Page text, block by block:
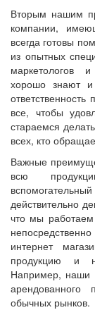
Вторым нашим
компании,
всегда готовы
из опытных
маркетологов
хорошо знают
все, чтобы
стараемся
всех, кто
Важные
всю
действительно
что мы работаем
интернет
продукцию и
Например, наши
обычных рынков.